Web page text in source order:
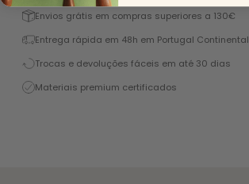
Envios grátis em compras superiores a 130€
Entrega rápida em 48h em Portugal Continental
Trocas e devoluções fáceis em até 30 dias
Materiais premium certificados